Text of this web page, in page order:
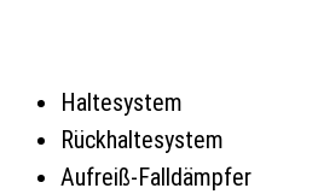
Haltesystem
Rückhaltesystem
Aufreiß-Falldämpfer